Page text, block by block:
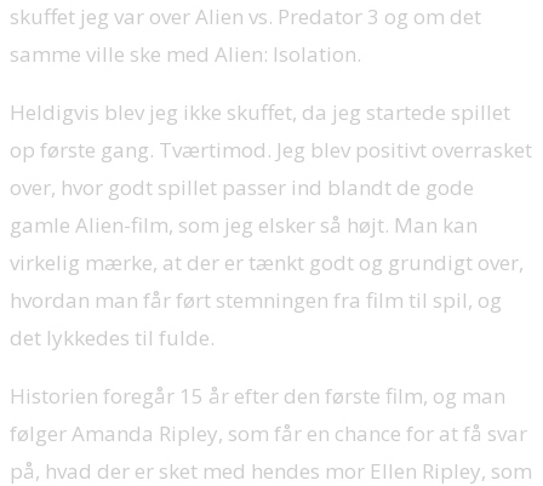
skuffet jeg var over Alien vs. Predator 3 og om det
samme ville ske med Alien: Isolation.
Heldigvis blev jeg ikke skuffet, da jeg startede spillet
op første gang. Tværtimod. Jeg blev positivt overrasket
over, hvor godt spillet passer ind blandt de gode
gamle Alien-film, som jeg elsker så højt. Man kan
virkelig mærke, at der er tænkt godt og grundigt over,
hvordan man får ført stemningen fra film til spil, og
det lykkedes til fulde.
Historien foregår 15 år efter den første film, og man
følger Amanda Ripley, som får en chance for at få svar
på, hvad der er sket med hendes mor Ellen Ripley, som